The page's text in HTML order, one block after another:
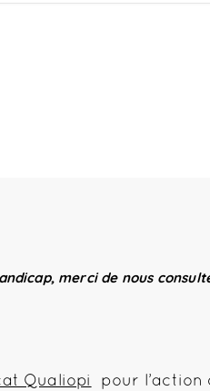
merci de nous
Qualiopi pour